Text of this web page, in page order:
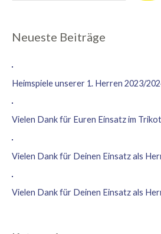
Neueste Beiträge
Heimspiele unserer 1. Herren 2023/
Vielen Dank für Euren Einsatz im
Vielen Dank für Deinen Einsatz als
Vielen Dank für Deinen Einsatz als